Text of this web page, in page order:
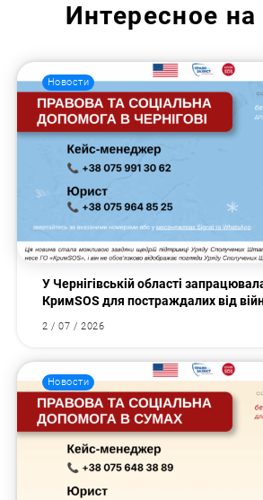
Интересное на
Новости
У Чернігівській області
КримSOS для постраждалих від
2 / 07 / 2026
Новости